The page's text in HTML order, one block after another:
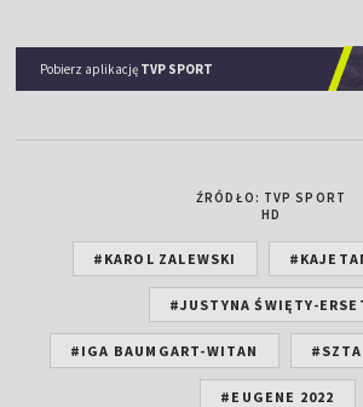
Pobierz aplikację TVP SPORT
ŹRÓDŁO: TVP SPORT
HD
#KAROL ZALEWSKI
#JUSTYNA ŚWIĘTY-
#IGA BAUMGART-WITAN
#EUGENE 2022